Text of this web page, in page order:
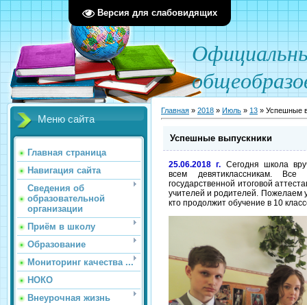
Версия для слабовидящих
Официал
Меню сайта
Главная страница
Навигация сайта
Сведения об
образовательной
организации
Приём в школу
Образование
Мониторинг качества ...
НОКО
Внеурочная жизнь
Главная » 2018 » Июль » 13 » Успешные
Успешные выпускники
25.06.2018 г. Сегодня школа
всем девятиклассникам.
государственной итоговой
учителей и родителей. Пожелаем
кто продолжит обучение в 10